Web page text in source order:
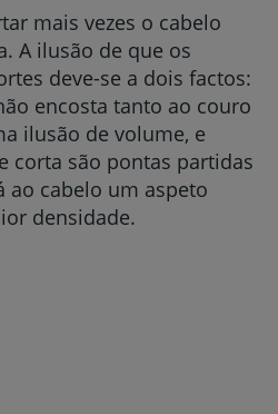
mais vezes o cabelo
A ilusão de que os
deve-se a dois factos:
encosta tanto ao couro
ilusão de volume, e
corta são pontas partidas
ao cabelo um aspeto
densidade.